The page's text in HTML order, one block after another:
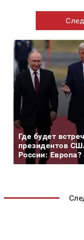
Где будет
президентов
России: Европа?